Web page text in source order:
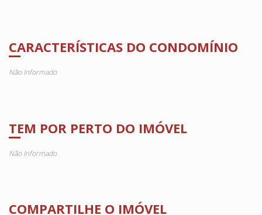
CARACTERÍSTICAS DO CONDOMÍNIO
Não Informado
TEM POR PERTO DO IMÓVEL
Não Informado
COMPARTILHE O IMÓVEL